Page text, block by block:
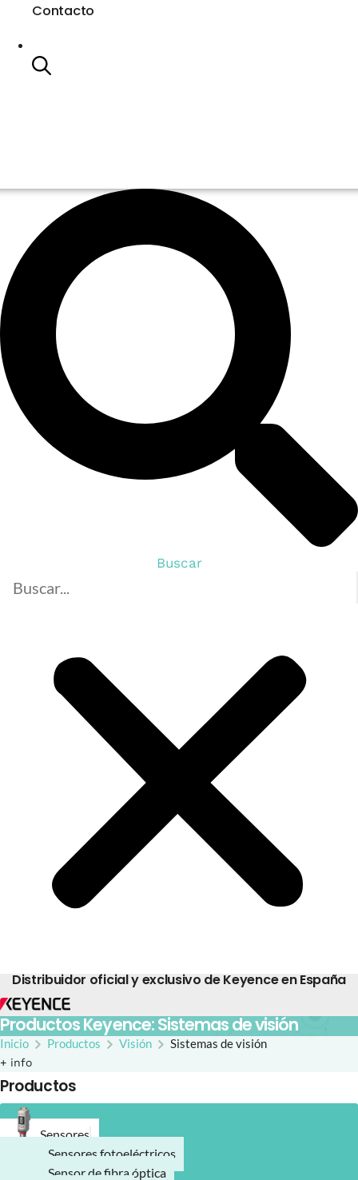
Contacto
Buscar
Distribuidor oficial y exclusivo de Keyence en España
Productos Keyence: Sistemas de visión
Inicio Productos Visión Sistemas de visión
+ info
Productos
Sensores
Sensores fotoeléctricos
Sensor de fibra óptica